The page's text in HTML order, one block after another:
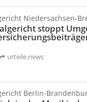
Niedersachsen-
stoppt
urteile.news
Berlin-